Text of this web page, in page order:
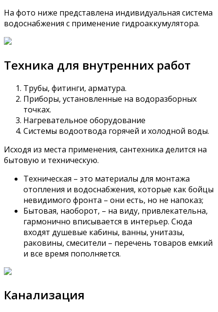
На фото ниже представлена индивидуальная система
водоснабжения с применение гидроаккумулятора.
Техника для внутренних работ
Трубы, фитинги, арматура.
Приборы, установленные на водоразборных
точках.
Нагревательное оборудование
Системы водоотвода горячей и холодной воды.
Исходя из места применения, сантехника делится на
бытовую и техническую.
Техническая – это материалы для монтажа
отопления и водоснабжения, которые как бойцы
невидимого фронта – они есть, но не напоказ;
Бытовая, наоборот, – на виду, привлекательна,
гармонично вписывается в интерьер. Сюда
входят душевые кабины, ванны, унитазы,
раковины, смесители – перечень товаров емкий
и все время пополняется.
Канализация